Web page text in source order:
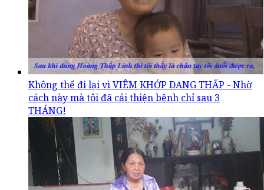
Không thể đi lại vì VIÊM KHỚP DẠNG THẤP - Nhờ
cách này mà tôi đã cải thiện bệnh chỉ sau 3
THÁNG!